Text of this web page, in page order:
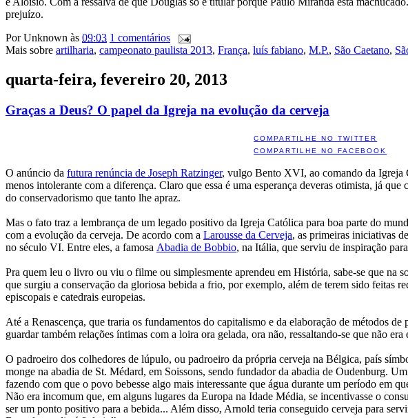
prejuízo.
PorUnknown às 09:03 1 comentários
Mais sobre artilharia, campeonato paulista 2013, França, luís fabiano, M.P., São Caetano,
quarta-feira, fevereiro 20, 2013
Graças a Deus? O papel da Igreja na evolução da cerveja
COMPARTILHE NO TWITTER
COMPARTILHE NO FACEBOOK
O anúncio da futura renúncia de Joseph Ratzinger, vulgo Bento XVI, ao comando da Igreja
menos intolerante com a diferença. Claro que essa é uma esperança deveras otimista, já
do conservadorismo que tanto lhe apraz.
Mas o fato traz a lembrança de um legado positivo da Igreja Católica para boa parte do
com a evolução da cerveja. De acordo com a Larousse da Cerveja, as primeiras iniciativas
no século VI. Entre eles, a famosa Abadia de Bobbio, na Itália, que serviu de inspiração
Pra quem leu o livro ou viu o filme ou simplesmente aprendeu em História, sabe-se que na
que surgiu a conservação da gloriosa bebida a frio, por exemplo, além de terem sido feitas
episcopais e catedrais europeias.
Até a Renascença, que traria os fundamentos do capitalismo e da elaboração de métodos
guardar também relações íntimas com a loira ora gelada, ora não, ressaltando-se que não
O padroeiro dos colhedores de lúpulo, ou padroeiro da própria cerveja na Bélgica, país
monge na abadia de St. Médard, em Soissons, sendo fundador da abadia de Oudenburg.
fazendo com que o povo bebesse algo mais interessante que água durante um período em
Não era incomum que, em alguns lugares da Europa na Idade Média, se incentivasse o
ser um ponto positivo para a bebida... Além disso, Arnold teria conseguido cerveja para